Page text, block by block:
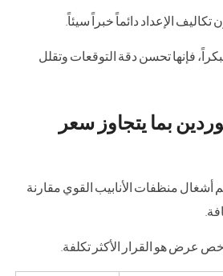
تكاليف الإعداد دائماً خبراً سيئاً.
فإنها تحسن دقة التوقعات وتقلل
بما يتجاوز سعر
منظفات الأنابيب القوي مقارنة
عرض هو القرار الأكثر تكلفة.